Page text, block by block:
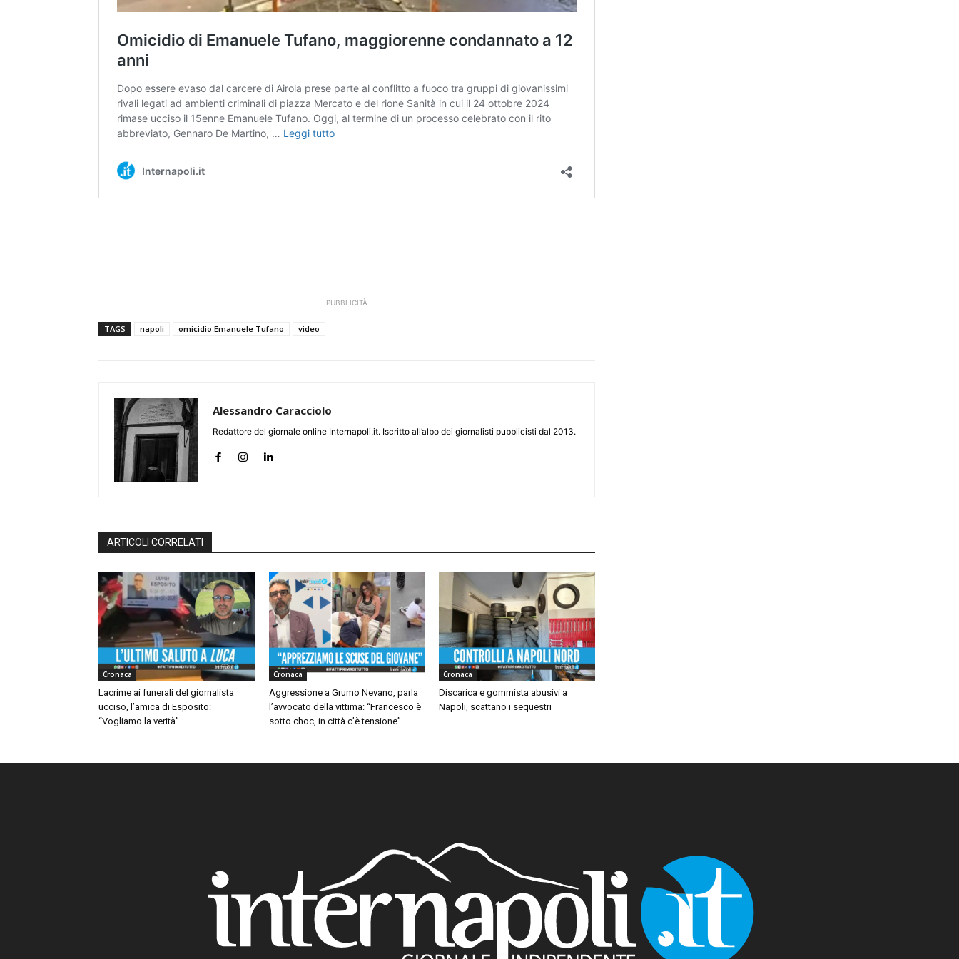
PUBBLICITÀ
TAGS napoli omicidio Emanuele Tufano video
Alessandro Caracciolo
Redattore del giornale online Internapoli.it. Iscritto all’albo dei giornalisti pubblicisti dal 2013.
ARTICOLI CORRELATI
Cronaca
Lacrime ai funerali del giornalista
ucciso, l’amica di Esposito:
“Vogliamo la verità”
Cronaca
Aggressione a Grumo Nevano, parla
l’avvocato della vittima: “Francesco è
sotto choc, in città c’è tensione”
Cronaca
Discarica e gommista abusivi a
Napoli, scattano i sequestri